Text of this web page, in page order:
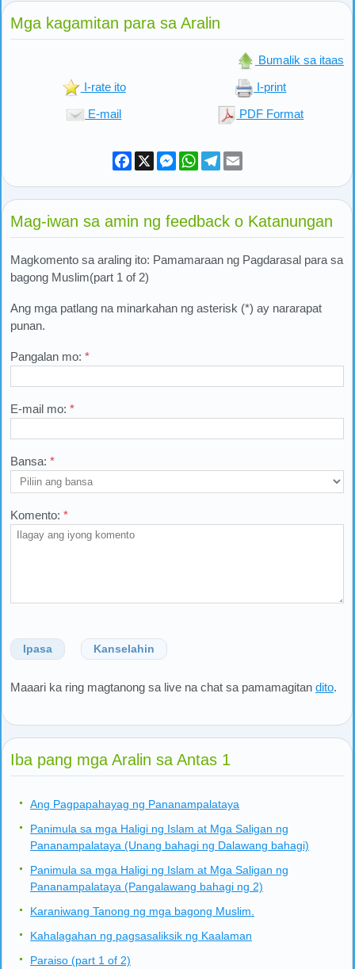
Mga kagamitan para sa Aralin
Bumalik sa itaas
I-rate ito I-print
E-mail PDF Format
Facebook
X Messenger
WhatsApp
Telegram
Mag-iwan sa amin ng feedback o Katanungan
Magkomento sa araling ito: Pamamaraan ng Pagdarasal para sa
bagong Muslim(part 1 of 2)
Ang mga patlang na minarkahan ng asterisk (*) ay nararapat
punan.
Pangalan mo: *
E-mail mo: *
Bansa: *
Komento: *
Ipasa Kanselahin
Maaari ka ring magtanong sa live na chat sa pamamagitan dito.
Iba pang mga Aralin sa Antas 1
Ang Pagpapahayag ng Pananampalataya
Panimula sa mga Haligi ng Islam at Mga Saligan ng
Pananampalataya (Unang bahagi ng Dalawang bahagi)
Panimula sa mga Haligi ng Islam at Mga Saligan ng
Pananampalataya (Pangalawang bahagi ng 2)
Karaniwang Tanong ng mga bagong Muslim.
Kahalagahan ng pagsasaliksik ng Kaalaman
Paraiso (part 1 of 2)